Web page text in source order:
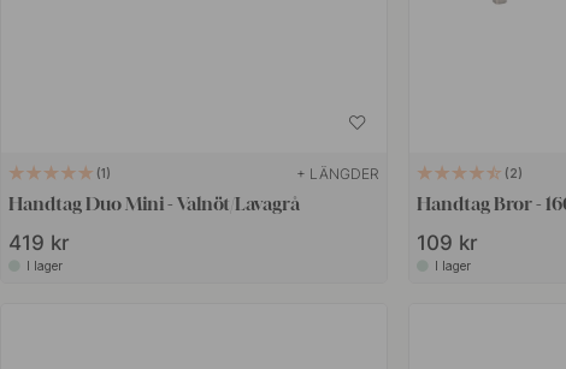
1 + LÄNGDER
Handtag Duo Mini - Valnöt/Lavagrå
419 kr
I lager
2
Handtag Bror -
109 kr
I lager